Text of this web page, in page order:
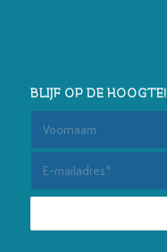
BLIJF OP DE HOOGTE!